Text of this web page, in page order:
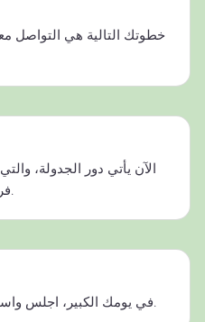
خطوتك التالية هي
الآن يأتي دور الجدولة،
فريقنا سيكون سعيدًا بمساعدتك.
في يومك الكبير، اجلس واستمتع بسحر اجتيازك بنجاح باهر.